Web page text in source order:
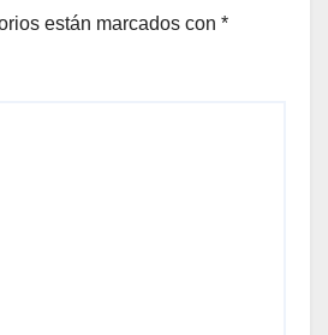
están marcados con *